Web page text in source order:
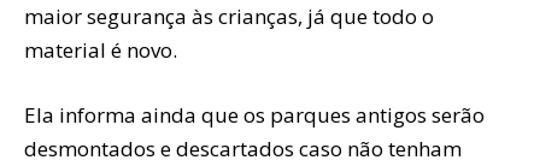
maior segurança às crianças, já que todo o
material é novo.
Ela informa ainda que os parques antigos serão
desmontados e descartados caso não tenham